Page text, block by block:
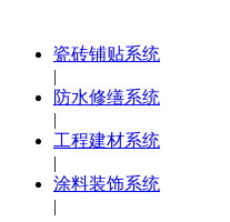
瓷砖铺贴系统
|
防水修缮系统
|
工程建材系统
|
涂料装饰系统
|